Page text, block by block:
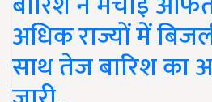
अधिक राज्यों में
साथ तेज बारिश का